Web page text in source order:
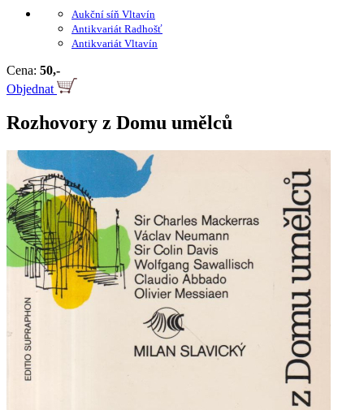
Aukční síň Vltavín
Antikvariát Radhošť
Antikvariát Vltavín
Cena: 50,-
Objednat
Rozhovory z Domu umělců